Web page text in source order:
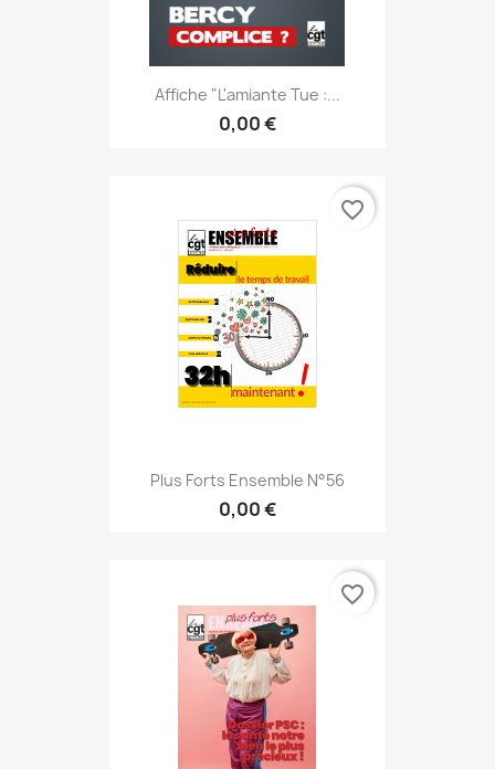
Affiche "L'amiante Tue :...
0,00 €
Plus Forts Ensemble N°56
0,00 €
favorite_border
favorite_border